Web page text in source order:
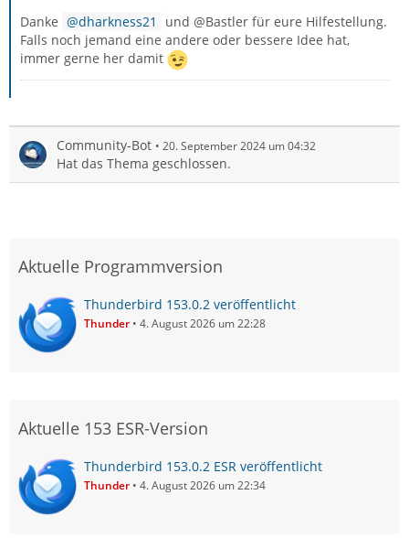
Danke
dharkness21
und @Bastler für eure Hilfestellung.
Falls noch jemand eine andere oder bessere Idee hat,
immer gerne her damit
Community-Bot 20. September 2024 um 04:32
Hat das Thema geschlossen.
Aktuelle Programmversion
Thunderbird 153.0.2 veröffentlicht
Thunder 4. August 2026 um 22:28
Aktuelle 153 ESR-Version
Thunderbird 153.0.2 ESR veröffentlicht
Thunder 4. August 2026 um 22:34